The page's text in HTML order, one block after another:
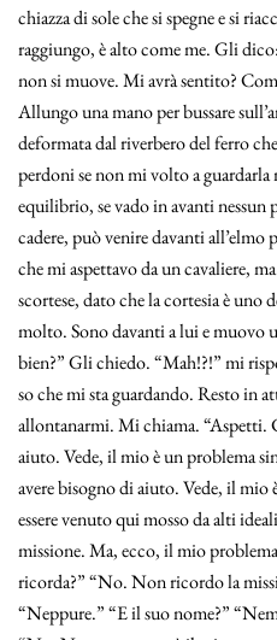
chiazza di sole che si spegne e si
raggiungo, è alto come me. Gli
non si muove. Mi avrà sentito?
Allungo una mano per bussare
deformata dal riverbero del ferro
perdoni se non mi volto a
equilibrio, se vado in avanti
cadere, può venire davanti
che mi aspettavo da un cavaliere,
scortese, dato che la cortesia è
molto. Sono davanti a lui e muovo
bien?” Gli chiedo. “Mah!?!” mi
so che mi sta guardando. Resto in
allontanarmi. Mi chiama. “Aspetti.
aiuto. Vede, il mio è un problema
avere bisogno di aiuto. Vede, il mio
essere venuto qui mosso da alti
missione. Ma, ecco, il mio
ricorda?” “No. Non ricordo la
“Neppure.” “E il suo nome?”